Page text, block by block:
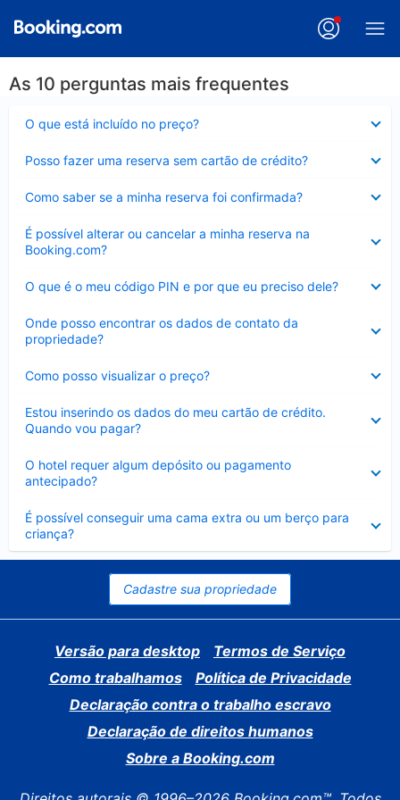
As 10 perguntas mais frequentes
O que está incluído no preço?
Posso fazer uma reserva sem cartão de crédito?
Como saber se a minha reserva foi confirmada?
É possível alterar ou cancelar a minha reserva na
Booking.com?
Contraído
O que é o meu código PIN e por que eu preciso dele?
Onde posso encontrar os dados de contato da
propriedade?
Como posso visualizar o preço?
Estou inserindo os dados do meu cartão de crédito.
Quando vou pagar?
O hotel requer algum depósito ou pagamento
antecipado?
É possível conseguir uma cama extra ou um berço para
criança?
Contraído
Cadastre sua propriedade
Versão para desktop
Termos de Serviço
Como trabalhamos
Política de Privacidade
Declaração contra o trabalho escravo
Declaração de direitos humanos
Sobre a Booking.com